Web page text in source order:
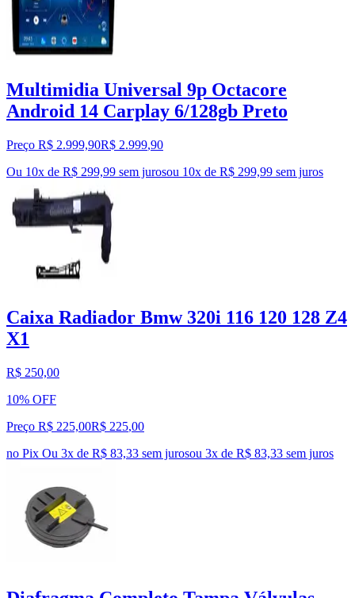
Multimidia Universal 9p Octacore
Android 14 Carplay 6/128gb Preto
Preço R$ 2.999,90R$ 2.999,90
Ou 10x de R$ 299,99 sem jurosou 10x de R$ 299,99 sem juros
Caixa Radiador Bmw 320i 116 120 128 Z4
X1
R$ 250,00
10% OFF
Preço R$ 225,00R$ 225,00
no Pix Ou 3x de R$ 83,33 sem jurosou 3x de R$ 83,33 sem juros